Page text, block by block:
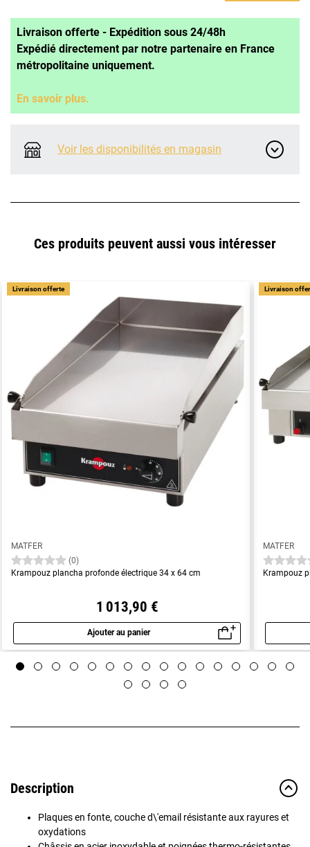
Livraison offerte - Expédition sous 24/48h
Expédié directement par notre partenaire en France
métropolitaine uniquement.
En savoir plus.
Voir les disponibilités en magasin
Ces produits peuvent aussi vous intéresser
MATFER
(0)
Krampouz plancha profonde électrique 34 x 64 cm
1 013,90 €
Ajouter au panier
Aperçu rapide
Livraison offerte
MATFER
Krampouz
Livraison
Description
Plaques en fonte, couche d\'email résistante aux rayures et
oxydations